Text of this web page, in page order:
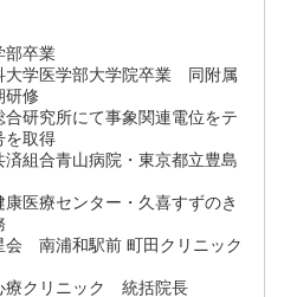
部卒業
大学医学部大学院卒業 同附属
研修
合研究所にて事象関連電位をテ
を取得
済組合青山病院・東京都立豊島
医療センター・久喜すずのき
会 南浦和駅前 町田クリニック
療クリニック 統括院長